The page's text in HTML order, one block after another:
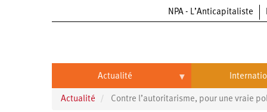
NPA - L’Anticapitaliste
Actualité
Actualité International
Actualité Contre l’autoritarisme, pour une vraie